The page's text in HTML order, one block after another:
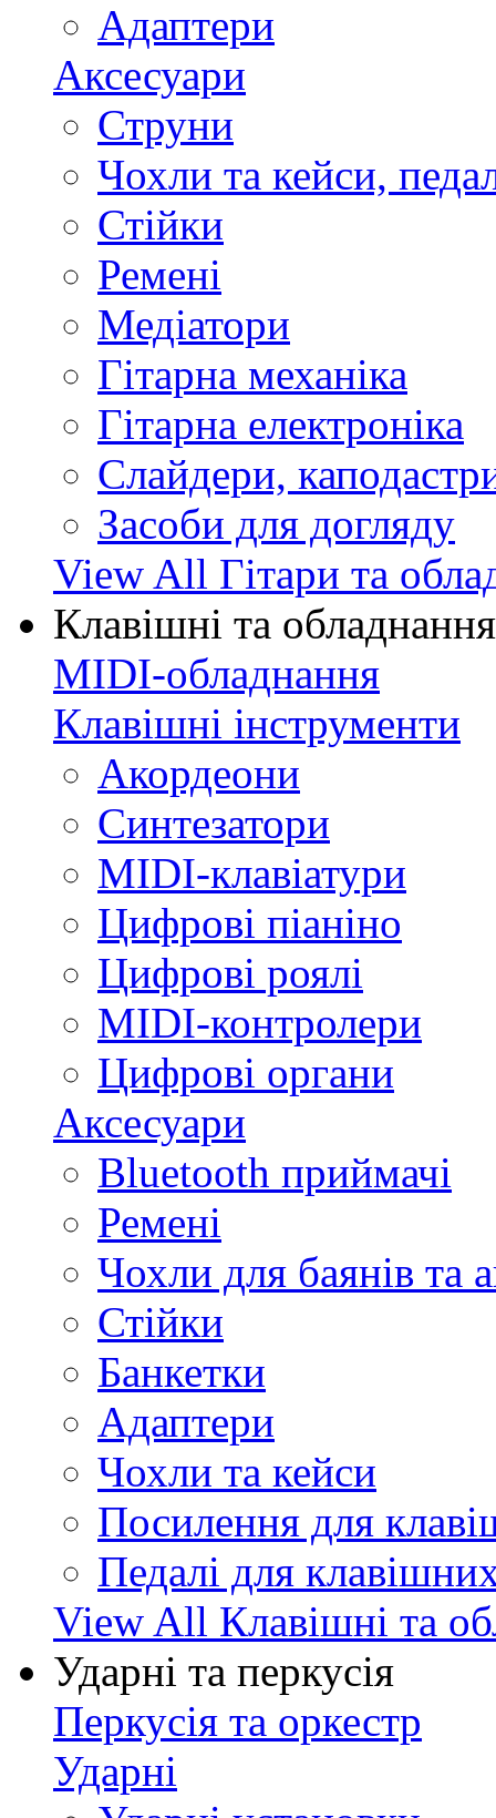
Адаптери
Аксесуари
Струни
Чохли та кейси,
Стійки
Ремені
Медіатори
Гітарна механіка
Гітарна електроніка
Слайдери,
Засоби для догляду
View All Гітари та
Клавішні та обладнання
MIDI-обладнання
Клавішні інструменти
Акордеони
Синтезатори
MIDI-клавіатури
Цифрові піаніно
Цифрові роялі
MIDI-контролери
Цифрові органи
Аксесуари
Bluetooth приймачі
Ремені
Чохли для баянів та
Стійки
Банкетки
Адаптери
Чохли та кейси
Посилення для
Педалі для
View All Клавішні та
Ударні та перкусія
Перкусія та оркестр
Ударні